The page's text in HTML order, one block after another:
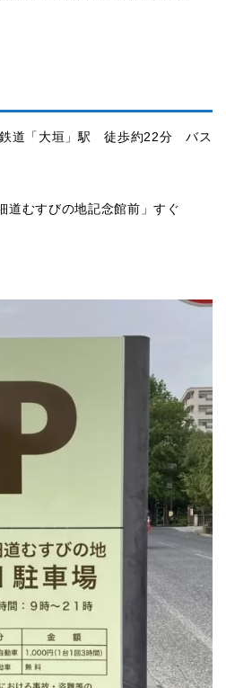
鉄道「大垣」駅 徒歩約22分 バス
道むすびの地記念館前」すぐ